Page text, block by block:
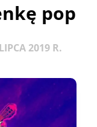
pop
2019 R.